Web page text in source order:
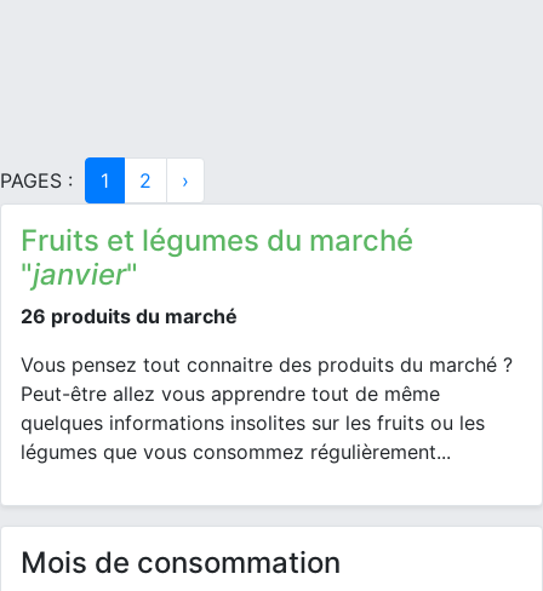
PAGES : 1 2 ›
Fruits et légumes du marché
"janvier"
26 produits du marché
Vous pensez tout connaitre des produits du marché ?
Peut-être allez vous apprendre tout de même
quelques informations insolites sur les fruits ou les
légumes que vous consommez régulièrement...
Mois de consommation